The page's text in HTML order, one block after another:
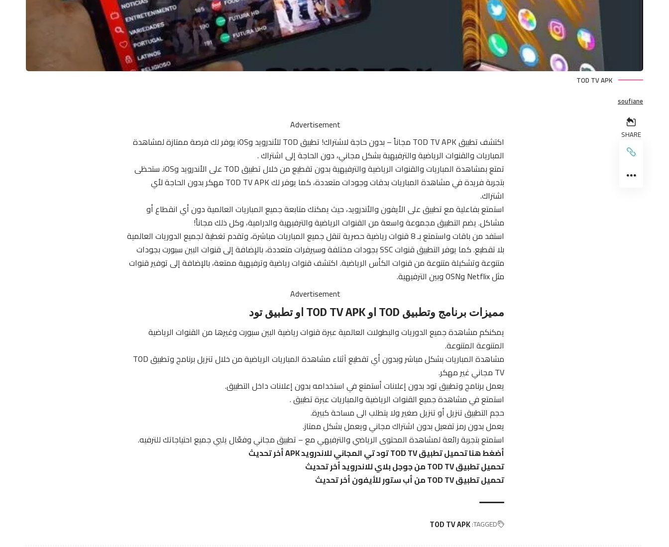
TOD TV APK
soufiane
SHARE
Advertisement
اكتشف تطبيق TOD TV APK مجاناً – بدون حاجة لاشتراك! تطبيق TOD للأندرويد وiOS يوفر لك فرصة ممتازة لمشاهدة
المباريات والقنوات الرياضية والترفيهية بشكل مجاني، دون الحاجة إلى اشتراك .
تمتع بمشاهدة المباريات والقنوات الرياضية والترفيهية بدون تقطيع من خلال تطبيق TOD على الأندرويد وiOS. ستحظى
بتجربة فريدة في مشاهدة المباريات بدقات وجودات متعددة، كما يوفر لك TOD TV APK مهكر بدون الحاجة لأي
اشتراك.
استمتع بفاعلية مع تطبيق على الأيفون والأندرويد، حيث يمكنك متابعة جميع المباريات العالمية دون أي انقطاع أو
مشاكل. يضم التطبيق مجموعةواسعةمن القنوات الرياضية والترفيهية والدرامية، وكل ذلك مجاناً!
استفد من باقات واستمتع بـ 8 قنوات رياضية حصرية تنقل جميع المباريات مباشرة، وتقدم تغطية لجميع الدوريات العالمية
بلا تقطيع. كما يوفر التطبيق قنوات SSC بجودات مختلفة وسيرفرات متعددة، بالإضافة إلى قنوات البين سبورت بجودات
متنوعة وتشكيلة متنوعة من قنوات الكأس الرياضية. اكتشف قنوات رياضية وترفيهية ممتعة، بالإضافة إلى توفير قنوات
مثل Netflix وOSN وبين الترفيهية.
Advertisement
مميزات برنامج وتطبيق TOD او TOD TV APK او تطبيق تود
يمكنكم مشاهدة جميع الدوريات والبطولات العالمية عبرة قنوات رياضية البين سبورت وغيرها من القنوات الرياضية
المتنوعة المتنوعة.
مشاهدة المباريات بشكل مباشر وبدون أي تقطيع آثناء مشاهدة المباريات الرياضية من خلال تنزيل برنامج وتطبيق TOD
TV مجاني غير مهكر.
يعمل برنامج وتطبيق تود بدون إعلانات أستمتع في استخدامه بدون إعلانات داخل التطبيق.
استمتع في مشاهدة جميع القنوات الرياضية والمباريات عبرة تطبيق .
حجم التطبيق تنزيل أو تنزيل صغير ولا يتطلب الى مساحة كبيرة.
يعمل بدون رمز تفعيل بدون اشتراك مجاني ويعمل بشكل ممتاز.
استمتع بتجربة رائعة لمشاهدة المحتوى الرياضي والترفيهي مع – تطبيق مجاني وفعّال يلبي جميع احتياجاتك للترفيه.
أضغط هنا تحميل تطبيق TOD TV تود تي المجاني للاندرويد APK أخر تحديث
تحميل تطبيق TOD TV من جوجل بلاي للاندرويد أخر تحديث
تحميل تطبيق TOD TV من أب ستور للأيفون أخر تحديث
TAGGED:
TOD TV APK